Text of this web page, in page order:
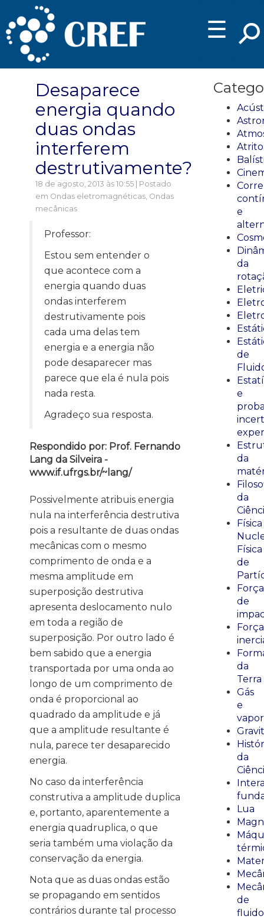
☰
Desaparece
energia quando
duas ondas
interferem
destrutivamente?
18 de agosto, 2013 às 10:55 | Postado
em Ondas eletromagnéticas, Ondas
mecânicas
Professor:
Estou sem entender o
que acontece com a
energia quando duas
ondas interferem
destrutivamente pois
cada uma delas tem
energia e a energia não
pode desaparecer mas
parece que ela é nula pois
nada resta.
Agradeço sua resposta.
Respondido por: Prof. Fernando
Lang da Silveira -
www.if.ufrgs.br/~lang/
Possivelmente atribuis energia
nula na interferência destrutiva
pois a resultante de duas ondas
mecânicas com o mesmo
comprimento de onda e a
mesma amplitude em
superposição destrutiva
apresenta deslocamento nulo
em toda a região de
superposição. Por outro lado é
bem sabido que a energia
transportada por uma onda ao
longo de um comprimento de
onda é proporcional ao
quadrado da amplitude e já
que a amplitude resultante é
nula, parece ter desaparecido
energia.
No caso da interferência
construtiva a amplitude duplica
e, portanto, aparentemente a
energia quadruplica, o que
seria também uma violação da
conservação da energia.
Nota que as duas ondas estão
se propagando em sentidos
contrários durante tal processo
Atrito
e
da
de
e
da
da
Física
Física
de
Força
de
da
Terra
Gás
e
vapor
da
Lua
de